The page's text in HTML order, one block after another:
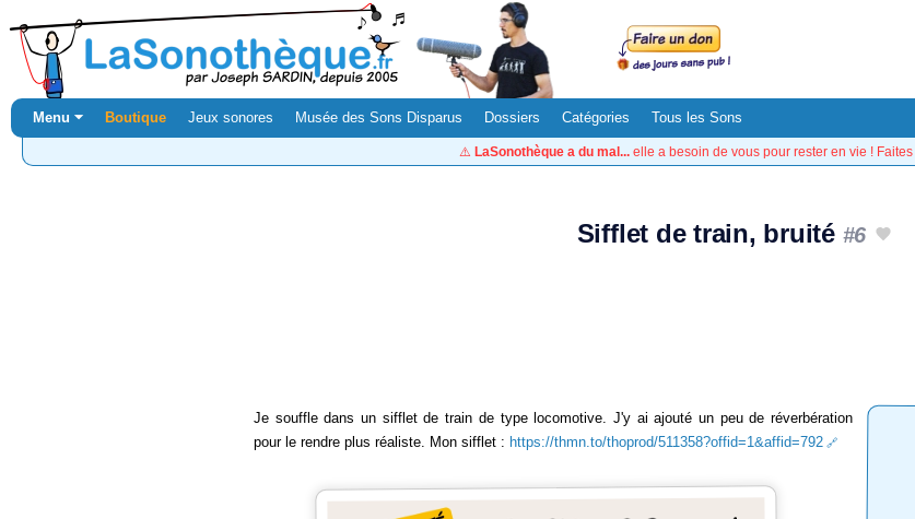
Menu ⏷ Boutique Jeux sonores Musée des Sons Disparus Dossiers Catégories Tous les Sons
⚠️ LaSonothèque a du mal... elle a besoin de vous pour rester en vie ! Faites
Sifflet de train, bruité #6
Je souffle dans un sifflet de train de type locomotive. J'y ai ajouté un peu de réverbération
pour le rendre plus réaliste. Mon sifflet : https://thmn.to/thoprod/511358?offid=1&affid=792